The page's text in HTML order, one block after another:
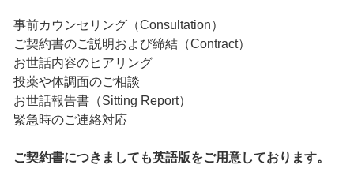
事前カウンセリング（Consultation）
ご契約書のご説明および締結（Contract）
お世話内容のヒアリング
投薬や体調面のご相談
お世話報告書（Sitting Report）
緊急時のご連絡対応
ご契約書につきましても英語版をご用意しております。